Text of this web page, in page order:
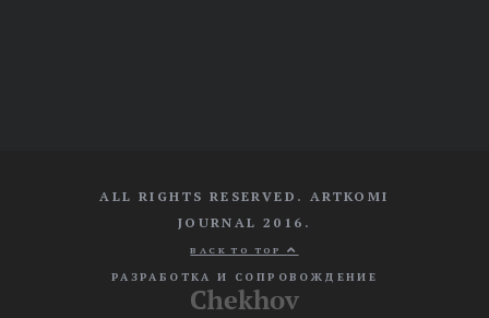
ALL RIGHTS RESERVED. ARTKOMI
JOURNAL 2016.
BACK TO TOP
РАЗРАБОТКА И СОПРОВОЖДЕНИЕ